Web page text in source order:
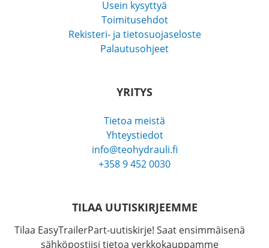
Usein kysyttyä
Toimitusehdot
Rekisteri- ja tietosuojaseloste
Palautusohjeet
YRITYS
Tietoa meistä
Yhteystiedot
info@teohydrauli.fi
+358 9 452 0030
TILAA UUTISKIRJEEMME
Tilaa EasyTrailerPart-uutiskirje! Saat ensimmäisenä
sähköpostiisi tietoa verkkokauppamme